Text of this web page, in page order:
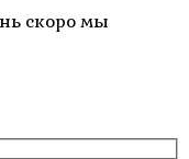
скоро мы